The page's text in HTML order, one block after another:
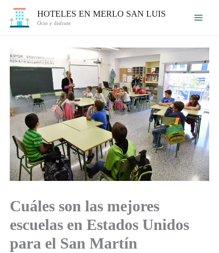
HOTELES EN MERLO SAN LUIS
Ocio y disfrute
Cuáles son las mejores
escuelas en Estados Unidos
para el San Martín